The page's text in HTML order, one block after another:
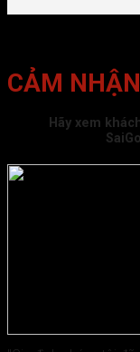
CẢM
Hãy xem